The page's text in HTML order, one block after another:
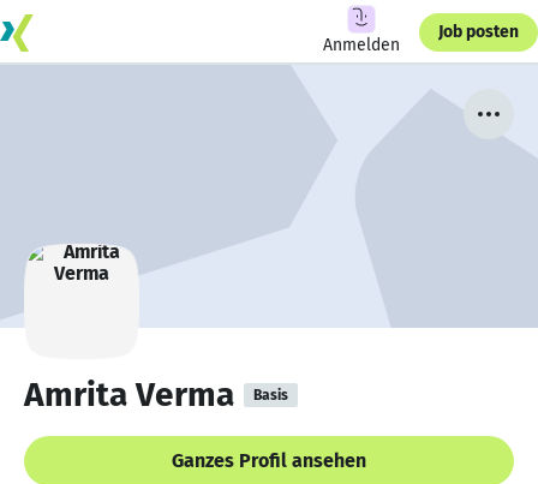
Anmelden
Job posten
Amrita Verma Basis
Ganzes Profil ansehen